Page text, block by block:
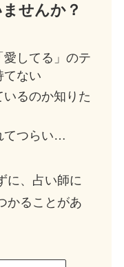
せんか？
してる」のテ
てない
るのか知りた
てつらい…
に、占い師に
かることがあ